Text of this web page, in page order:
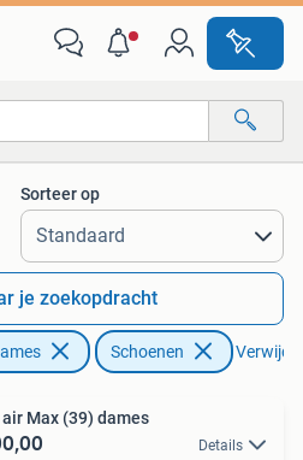
Sorteer op
je zoekopdracht
Schoenen
air Max (39) dames
Details